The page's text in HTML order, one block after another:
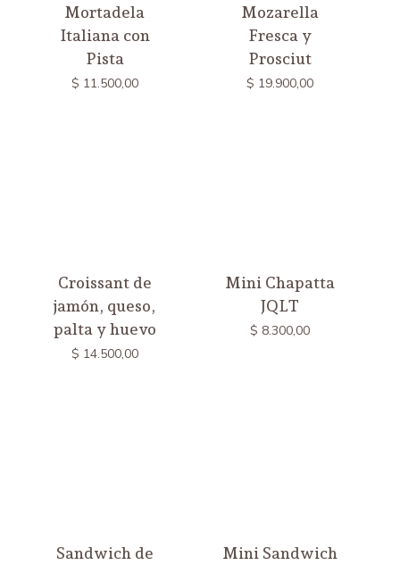
Mortadela
Italiana con
Pista
$ 11.500,00
Mozarella
Fresca y
Prosciut
$ 19.900,00
Croissant de
jamón, queso,
palta y huevo
$ 14.500,00
Mini Chapatta
JQLT
$ 8.300,00
Sandwich de
Mini Sandwich